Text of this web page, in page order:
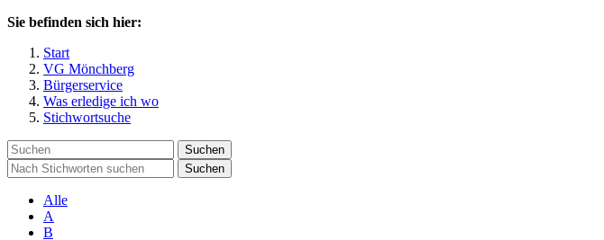
Sie befinden sich hier:
Start
VG Mönchberg
Bürgerservice
Was erledige ich wo
Stichwortsuche
Suchen
Suchen
Alle
A
B